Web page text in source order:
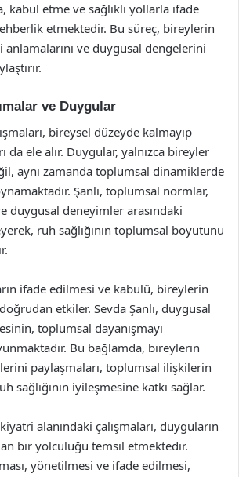
kabul etme ve sağlıklı yollarla ifade
etmektedir. Bu süreç, bireylerin
ve duygusal dengelerini
ve Duygular
bireysel düzeyde kalmayıp
da ele alır. Duygular, yalnızca bireyler
aynı zamanda toplumsal dinamiklerde
Şanlı, toplumsal normlar,
duygusal deneyimler arasındaki
ruh sağlığının toplumsal boyutunu
ifade edilmesi ve kabulü, bireylerin
etkiler. Sevda Şanlı, duygusal
toplumsal dayanışmayı
Bu bağlamda, bireylerin
paylaşmaları, toplumsal ilişkilerin
sağlığının iyileşmesine katkı sağlar.
alanındaki çalışmaları, duyguların
bir yolculuğu temsil etmektedir.
yönetilmesi ve ifade edilmesi,